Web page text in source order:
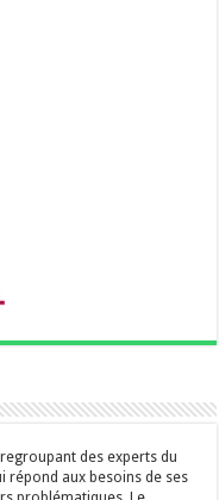
des experts du
répond aux besoins de ses